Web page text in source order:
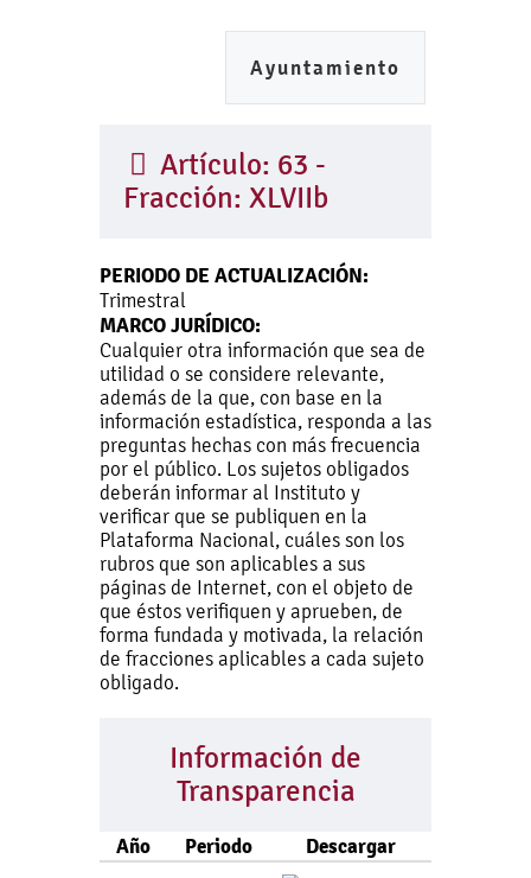
Ayuntamiento
Artículo: 63 -
Fracción: XLVIIb
PERIODO DE ACTUALIZACIÓN:
Trimestral
MARCO JURÍDICO:
Cualquier otra información que sea de
utilidad o se considere relevante,
además de la que, con base en la
información estadística, responda a las
preguntas hechas con más frecuencia
por el público. Los sujetos obligados
deberán informar al Instituto y
verificar que se publiquen en la
Plataforma Nacional, cuáles son los
rubros que son aplicables a sus
páginas de Internet, con el objeto de
que éstos verifiquen y aprueben, de
forma fundada y motivada, la relación
de fracciones aplicables a cada sujeto
obligado.
Información de
Transparencia
Año Periodo Descargar